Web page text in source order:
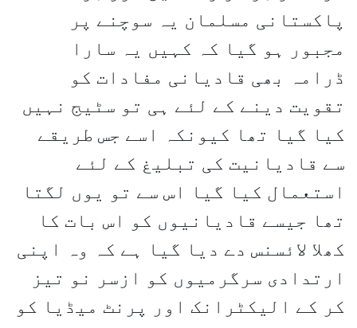
پاکستانی مسلمان یہ سوچنے پر
مجبور ہو گیا کہ کہیں یہ سارا
ڈرامہ بھی قادیانی مفادات کو
تقویت دینے کے لئے ہی تو سٹیج نہیں
کیا گیا تھا کیونکہ اسے جس طریقے
سے قادیانیت کی تبلیغ کے لئے
استعمال کیا گیا اس سے تو یوں لگتا
تھا جیسے قادیانیوں کو اس بات کا
کھلا لائسنس دے دیا گیا ہے کہ وہ اپنی
ارتدادی سرگرمیوں کو ازسر نو تیز
کر کے الیکٹرانک اور پرنٹ میڈیا کو